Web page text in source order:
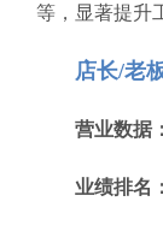
等，显著提升
店长/老
营业数据：
业绩排名：